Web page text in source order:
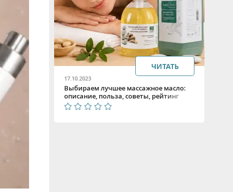
17.10.2023
Выбираем лучшее массажное масло:
описание, польза, советы, рейтинг
ЧИТАТЬ